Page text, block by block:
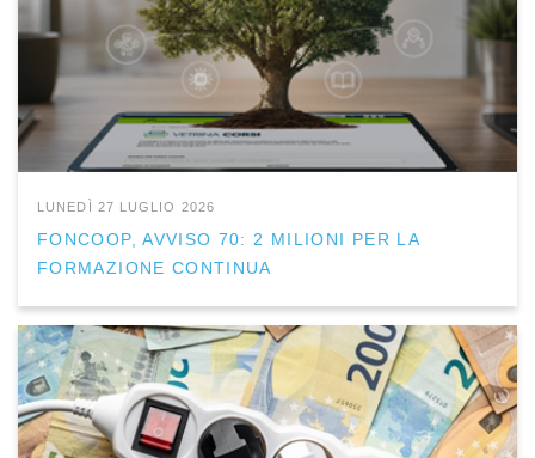
LUNEDÌ 27 LUGLIO 2026
FONCOOP, AVVISO 70: 2 MILIONI PER LA
FORMAZIONE CONTINUA